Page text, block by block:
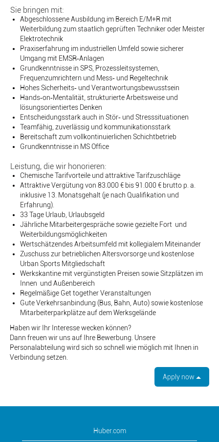
Sie bringen mit:
Abgeschlossene Ausbildung im Bereich E/M+R mit
Weiterbildung zum staatlich geprüften Techniker oder Meister
Elektrotechnik
Praxiserfahrung im industriellen Umfeld sowie sicherer
Umgang mit EMSR‑Anlagen
Grundkenntnisse in SPS, Prozessleitsystemen,
Frequenzumrichtern und Mess‑ und Regeltechnik
Hohes Sicherheits‑ und Verantwortungsbewusstsein
Hands‑on‑Mentalität, strukturierte Arbeitsweise und
lösungsorientiertes Denken
Entscheidungsstark auch in Stör‑ und Stresssituationen
Teamfähig, zuverlässig und kommunikationsstark
Bereitschaft zum vollkontinuierlichen Schichtbetrieb
Grundkenntnisse in MS Office
Leistung, die wir honorieren:
Chemische Tarifvorteile und attraktive Tarifzuschläge
Attraktive Vergütung von 83.000 € bis 91.000 € brutto p. a.
inklusive 13. Monatsgehalt (je nach Qualifikation und
Erfahrung).
33 Tage Urlaub, Urlaubsgeld
Jährliche Mitarbeitergespräche sowie gezielte Fort und
Weiterbildungsmöglichkeiten
Wertschätzendes Arbeitsumfeld mit kollegialem Miteinander
Zuschuss zur betrieblichen Altersvorsorge und kostenlose
Urban Sports Mitgliedschaft
Werkskantine mit vergünstigten Preisen sowie Sitzplätzen im
Innen und Außenbereich
Regelmäßige Get together Veranstaltungen
Gute Verkehrsanbindung (Bus, Bahn, Auto) sowie kostenlose
Mitarbeiterparkplätze auf dem Werksgelände
Haben wir Ihr Interesse wecken können?
Dann freuen wir uns auf Ihre Bewerbung. Unsere
Personalabteilung wird sich so schnell wie möglich mit Ihnen in
Verbindung setzen.
Apply now
Huber.com